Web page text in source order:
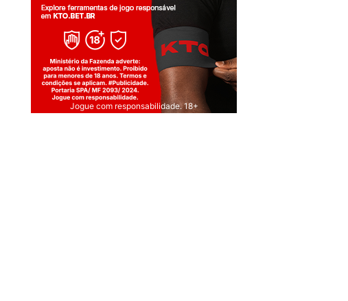
Jogue com responsabilidade. 18+